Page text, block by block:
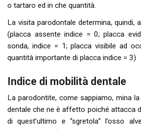
o tartaro ed in che quantità.
La visita parodontale determina, quindi,
(placca assente indice = 0; placca
sonda, indice = 1; placca visibile ad
quantità importante di placca indice = 3)
Indice di mobilità dentale
La parodontite, come sappiamo, mina la
dentale che ne è affetto poiché attacca
di quest’ultimo e “sgretola” l’osso